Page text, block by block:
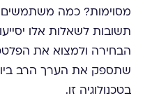
מסוימות? כמה משתמשים
תשובות לשאלות אלו
הבחירה ולמצוא את
שתספק את הערך הרב
בטכנולוגיה זו.